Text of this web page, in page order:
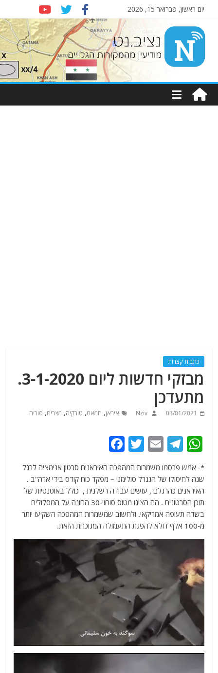
יום ראשון, פברואר 15, 2026
Nziv.net
מודיעין
מהמקורות
כתבות קצרות
מבזקי חדשות ליום 3-1-2020.
מתעדכן
03/01/2021
Nziv איראן, חמאס, טורקיה, מצרים, סוריה
W
at
s
A
p
p
T
e
g
ra
m
E
ai
l
T
itt
er
c
e
b
o
o
k
*- אמש פרסמו משמרות המהפכה האיראנים סרטון אנימציה לרגל
שנה לחיסולו של הגנרל סולימני – מפקד כוח קודס בידי ארה"ב .
האיראנים כהרגלם , עושים עבודה רשלנית , כולל באוטנטיות של
תוכן הסרטונים . הם הציגו מטוס סוחוי-30 החונה על המסלולים
בשדה תעופה אמריקאי. ולחשוב שמשמרות המהפכה השקיעו יותר
מ-100 אלף דולא להפגת התעמולה המגוכחת הזאת.